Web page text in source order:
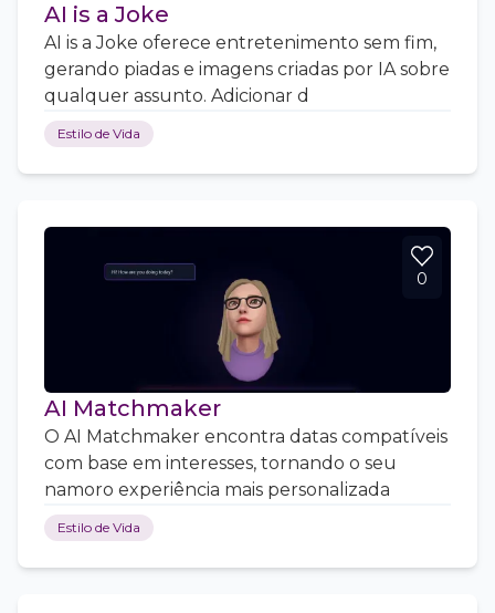
AI is a Joke
AI is a Joke oferece entretenimento sem fim,
gerando piadas e imagens criadas por IA sobre
qualquer assunto. Adicionar d
Estilo de Vida
0
AI Matchmaker
O AI Matchmaker encontra datas compatíveis
com base em interesses, tornando o seu
namoro experiência mais personalizada
Estilo de Vida